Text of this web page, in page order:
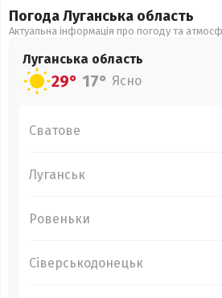
Погода Луганська область
Актуальна інформація про погоду та
Луганська область
29° 17° Ясно
Сватове
Луганськ
Ровеньки
Сіверськодонецьк